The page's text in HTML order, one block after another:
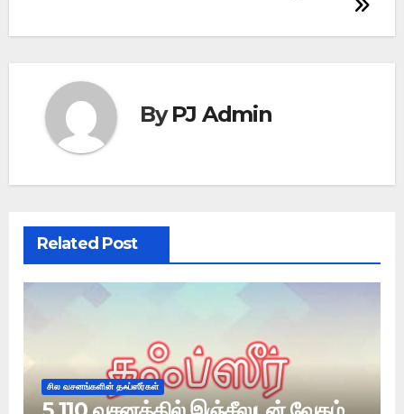
ByPJ Admin
Related Post
சில வசனங்களின் தஃப்ஸீர்கள்